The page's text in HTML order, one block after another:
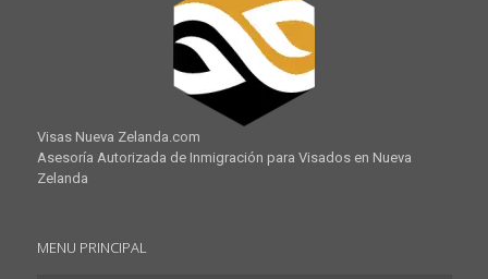
Visas Nueva Zelanda.com
Asesoría Autorizada de Inmigración para Visados en Nueva
Zelanda
MENU PRINCIPAL